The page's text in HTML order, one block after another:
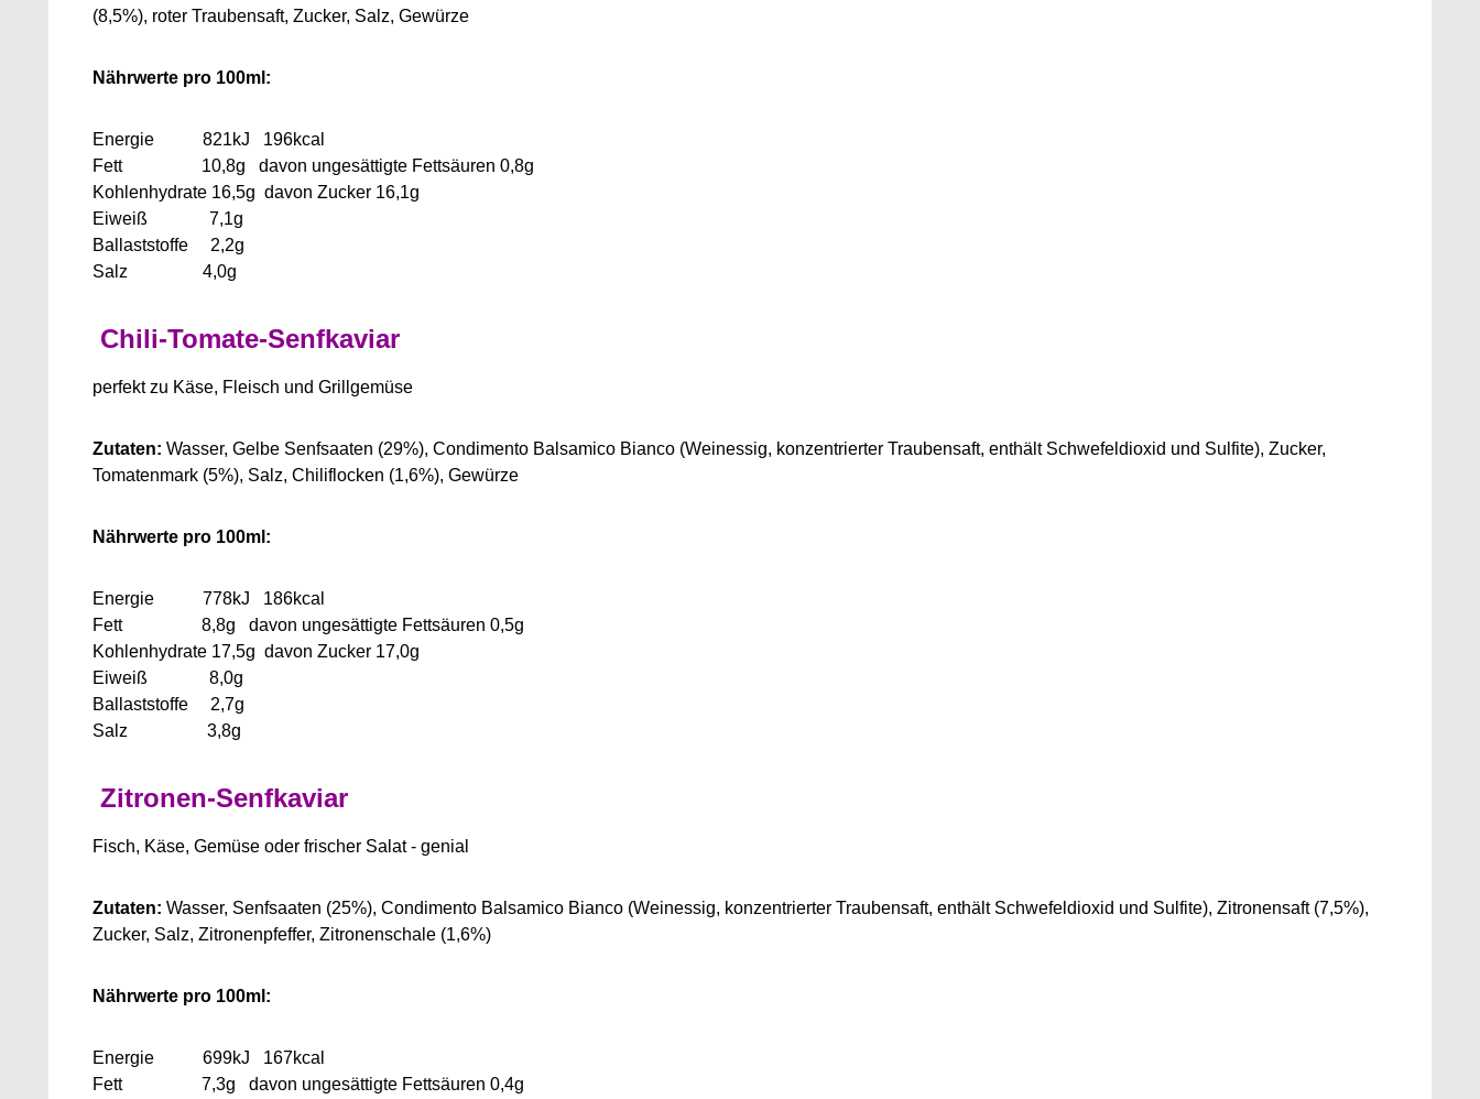
(8,5%), roter Traubensaft, Zucker, Salz, Gewürze
Nährwerte pro 100ml:
Energie 821kJ 196kcal
Fett 10,8g davon ungesättigte Fettsäuren 0,8g
Kohlenhydrate 16,5g davon Zucker 16,1g
Eiweiß 7,1g
Ballaststoffe 2,2g
Salz 4,0g
Chili-Tomate-Senfkaviar
perfekt zu Käse, Fleisch und Grillgemüse
Zutaten: Wasser, Gelbe Senfsaaten (29%), Condimento Balsamico Bianco (Weinessig, konzentrierter Traubensaft, enthält Schwefeldioxid und Sulfite), Zucker,
Tomatenmark (5%), Salz, Chiliflocken (1,6%), Gewürze
Nährwerte pro 100ml:
Energie 778kJ 186kcal
Fett 8,8g davon ungesättigte Fettsäuren 0,5g
Kohlenhydrate 17,5g davon Zucker 17,0g
Eiweiß 8,0g
Ballaststoffe 2,7g
Salz 3,8g
Zitronen-Senfkaviar
Fisch, Käse, Gemüse oder frischer Salat - genial
Zutaten: Wasser, Senfsaaten (25%), Condimento Balsamico Bianco (Weinessig, konzentrierter Traubensaft, enthält Schwefeldioxid und Sulfite), Zitronensaft (7,5%),
Zucker, Salz, Zitronenpfeffer, Zitronenschale (1,6%)
Nährwerte pro 100ml:
Energie 699kJ 167kcal
Fett 7,3g davon ungesättigte Fettsäuren 0,4g